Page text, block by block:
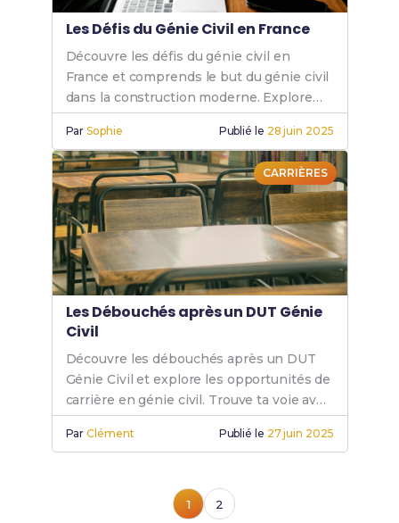
Les Défis du Génie Civil en France
Découvre les défis du génie civil en
France et comprends le but du génie civil
dans la construction moderne. Explore
les enjeux du génie civile aujourd'hui.
ParSophie Publié le 28 juin 2025
CARRIÈRES
Les Débouchés après un DUT Génie
Civil
Découvre les débouchés après un DUT
Génie Civil et explore les opportunités de
carrière en génie civil. Trouve ta voie avec
un génie civil DUT.
ParClément Publié le 27 juin 2025
1 2